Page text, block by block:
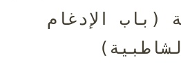
أصول وفرش قراءة أبي
(باب الإدغام